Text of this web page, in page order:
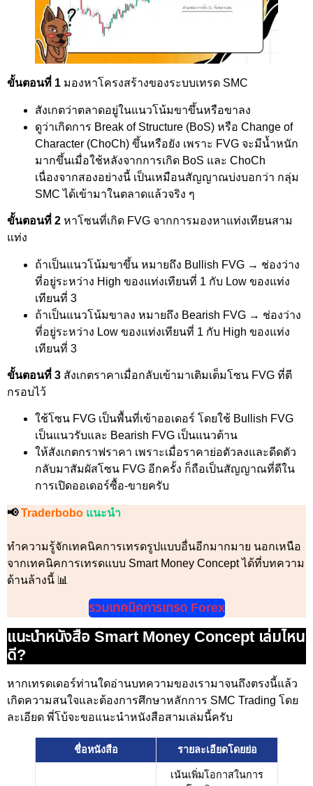
ขั้นตอนที่ 1 มองหาโครงสร้างของระบบเทรด SMC
สังเกตว่าตลาดอยู่ในแนวโน้มขาขึ้นหรือขาลง
ดูว่าเกิดการ Break of Structure (BoS) หรือ Change of
Character (ChoCh) ขึ้นหรือยัง เพราะ FVG จะมีน้ำหนัก
มากขึ้นเมื่อใช้หลังจากการเกิด BoS และ ChoCh
เนื่องจากสองอย่างนี้ เป็นเหมือนสัญญาณบ่งบอกว่า กลุ่ม
SMC ได้เข้ามาในตลาดแล้วจริง ๆ
ขั้นตอนที่ 2 หาโซนที่เกิด FVG จากการมองหาแท่งเทียนสาม
แท่ง
ถ้าเป็นแนวโน้มขาขึ้น หมายถึง Bullish FVG → ช่องว่าง
ที่อยู่ระหว่าง High ของแท่งเทียนที่ 1 กับ Low ของแท่ง
เทียนที่ 3
ถ้าเป็นแนวโน้มขาลง หมายถึง Bearish FVG → ช่องว่าง
ที่อยู่ระหว่าง Low ของแท่งเทียนที่ 1 กับ High ของแท่ง
เทียนที่ 3
ขั้นตอนที่ 3 สังเกตราคาเมื่อกลับเข้ามาเติมเต็มโซน FVG ที่ตี
กรอบไว้
ใช้โซน FVG เป็นพื้นที่เข้าออเดอร์ โดยใช้ Bullish FVG
เป็นแนวรับและ Bearish FVG เป็นแนวต้าน
ให้สังเกตกราฟราคา เพราะเมื่อราคาย่อตัวลงและดีดตัว
กลับมาสัมผัสโซน FVG อีกครั้ง ก็ถือเป็นสัญญาณที่ดีใน
การเปิดออเดอร์ซื้อ-ขายครับ
📢Traderbobo แนะนำ
ทำความรู้จักเทคนิคการเทรดรูปแบบอื่นอีกมากมาย นอกเหนือ
จากเทคนิคการเทรดแบบ Smart Money Concept ได้ที่บทความ
ด้านล้างนี้ 📊
รวมเทคนิคการเทรด Forex
แนะนำหนังสือ Smart Money Concept เล่มไหน
ดี?
หากเทรดเดอร์ท่านใดอ่านบทความของเรามาจนถึงตรงนี้แล้ว
เกิดความสนใจและต้องการศึกษาหลักการ SMC Trading โดย
ละเอียด พี่โบ้จะขอแนะนำหนังสือสามเล่มนี้ครับ
ชื่อหนังสือ รายละเอียดโดยย่อ
เน้นเพิ่มโอกาสในการ